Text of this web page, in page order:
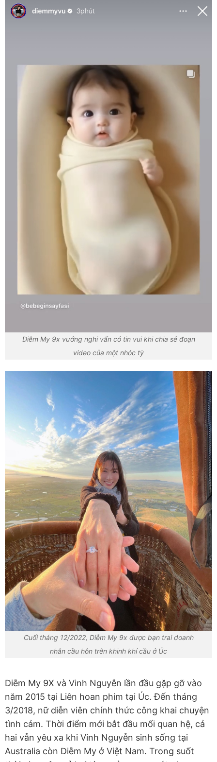
Diễm My 9x vướng nghi vấn có tin vui khi chia sẻ đoạn
video của một nhóc tỳ
Cuối tháng 12/2022, Diễm My 9x được bạn trai doanh
nhân cầu hôn trên khinh khí cầu ở Úc
Diễm My 9X và Vinh Nguyễn lần đầu gặp gỡ vào
năm 2015 tại Liên hoan phim tại Úc. Đến tháng
3/2018, nữ diễn viên chính thức công khai chuyện
tình cảm. Thời điểm mới bắt đầu mối quan hệ, cả
hai vẫn yêu xa khi Vinh Nguyễn sinh sống tại
Australia còn Diễm My ở Việt Nam. Trong suốt